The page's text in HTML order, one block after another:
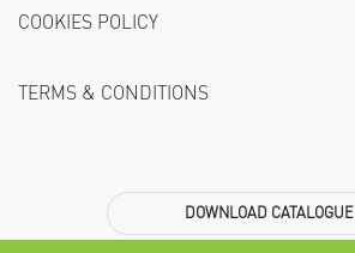
COOKIES POLICY
TERMS & CONDITIONS
DOWNLOAD CATALOGUE